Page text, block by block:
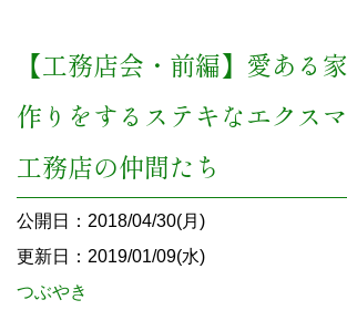
【工務店会・前編】愛ある家
作りをするステキなエクスマ
工務店の仲間たち
公開日：2018/04/30(月)
更新日：2019/01/09(水)
つぶやき